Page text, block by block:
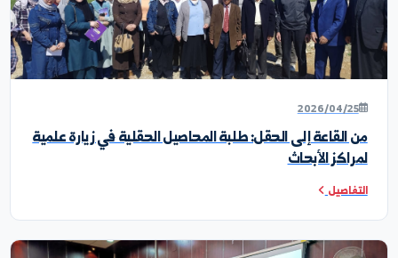
55%
نسبة الإناث
180
بحثاً منشوراً